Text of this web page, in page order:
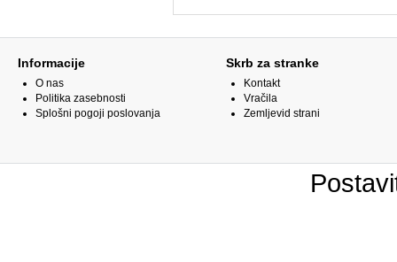
Informacije
O nas
Politika zasebnosti
Splošni pogoji poslovanja
Skrb za stranke
Kontakt
Vračila
Zemljevid strani